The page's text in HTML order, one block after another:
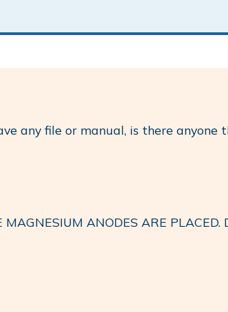
any file or manual, is there
ANODES ARE PLACED.